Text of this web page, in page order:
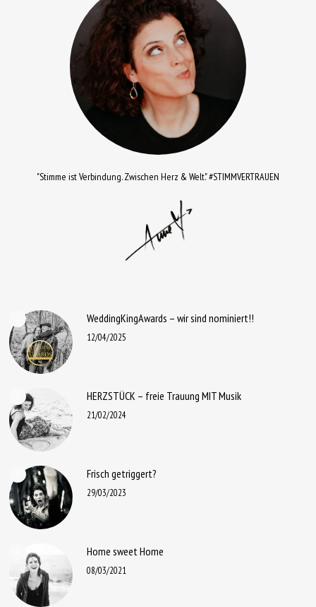
"Stimme ist Verbindung. Zwischen Herz & Welt." #STIMMVERTRAUEN
WeddingKingAwards – wir sind nominiert!!
12/04/2025
HERZSTÜCK – freie Trauung MIT Musik
21/02/2024
Frisch getriggert?
29/03/2023
Home sweet Home
08/03/2021